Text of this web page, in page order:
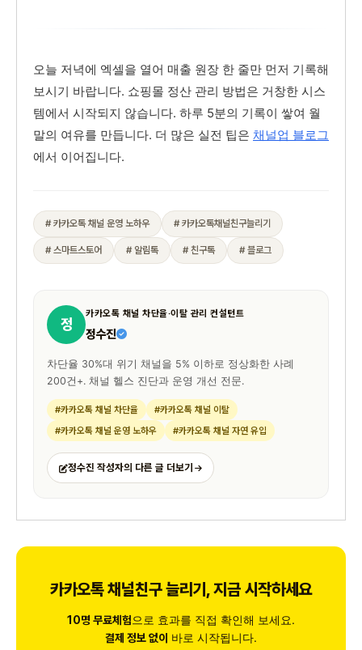
오늘 저녁에 엑셀을 열어 매출 원장 한 줄만 먼저 기록해
보시기 바랍니다. 쇼핑몰 정산 관리 방법은 거창한 시스
템에서 시작되지 않습니다. 하루 5분의 기록이 쌓여 월
말의 여유를 만듭니다. 더 많은 실전 팁은 채널업 블로그
에서 이어집니다.
# 카카오톡 채널 운영 노하우 # 카카오톡채널친구늘리기
# 스마트스토어 # 알림톡 # 친구톡 # 블로그
정
카카오톡 채널 차단율·이탈 관리 컨설턴트
정수진
차단율 30%대 위기 채널을 5% 이하로 정상화한 사례
200건+. 채널 헬스 진단과 운영 개선 전문.
#카카오톡 채널 차단율
#카카오톡 채널 이탈
#카카오톡 채널 운영 노하우
#카카오톡 채널 자연 유입
정수진 작성자의 다른 글 더보기
카카오톡 채널친구 늘리기, 지금 시작하세요
10명 무료체험으로 효과를 직접 확인해 보세요.
결제 정보 없이 바로 시작됩니다.